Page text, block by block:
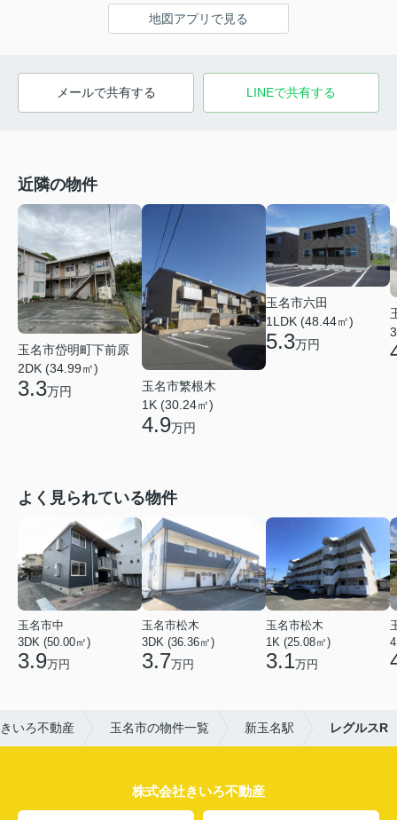
地図アプリで見る
メールで共有する LINEで共有する
近隣の物件
玉名市岱明町下前原
2DK (34.99㎡)
3.3万円
玉名市繁根木
1K (30.24㎡)
4.9万円
玉名市六田
1LDK (48.44㎡)
5.3万円
よく見られている物件
玉名市中
3DK (50.00㎡)
3.9万円
玉名市松木
3DK (36.36㎡)
3.7万円
玉名市松木
1K (25.08㎡)
3.1万円
いろ不動産 玉名市の物件一覧 新玉名駅 レグルスR
株式会社きいろ不動産